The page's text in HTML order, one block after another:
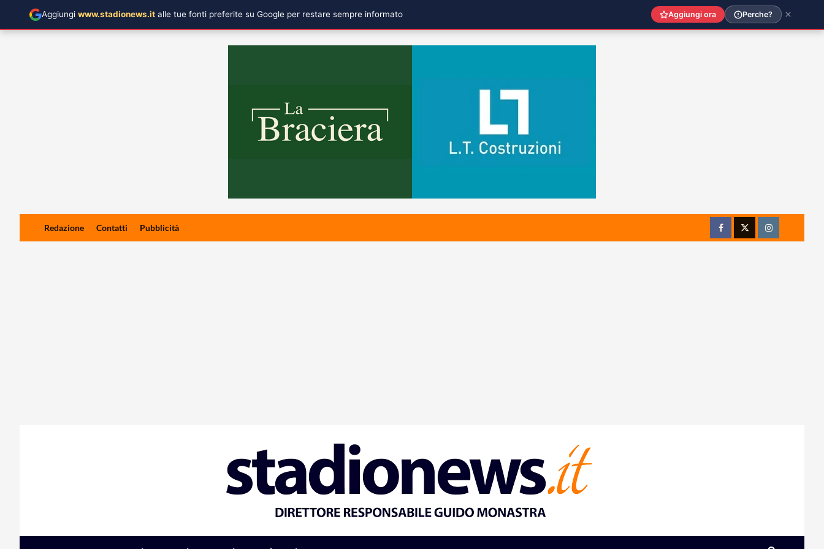
Redazione Contatti Pubblicità
FacebookTwitterInstagram
Aggiungi www.stadionews.it alle tue fonti preferite su Google per restare sempre informato Aggiungi ora Perche?